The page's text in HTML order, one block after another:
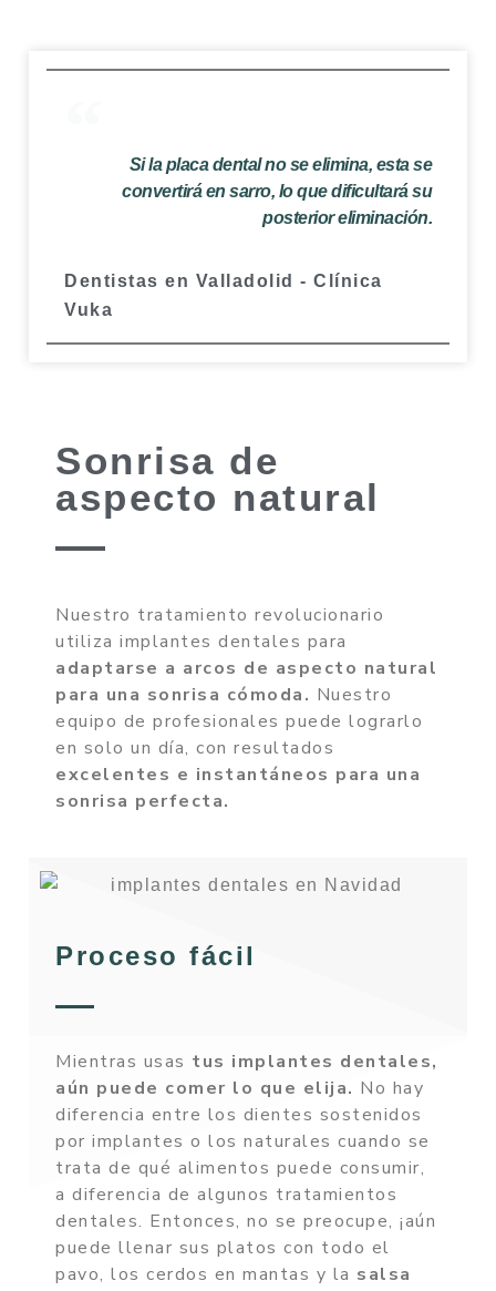
Si la placa dental no se elimina, esta se
convertirá en sarro, lo que dificultará su
posterior eliminación.
Dentistas en Valladolid - Clínica
Vuka
Sonrisa de
aspecto natural
Nuestro tratamiento revolucionario
utiliza implantes dentales para
adaptarse a arcos de aspecto natural
para una sonrisa cómoda. Nuestro
equipo de profesionales puede lograrlo
en solo un día, con resultados
excelentes e instantáneos para una
sonrisa perfecta.
Proceso fácil
Mientras usas tus implantes dentales,
aún puede comer lo que elija. No hay
diferencia entre los dientes sostenidos
por implantes o los naturales cuando se
trata de qué alimentos puede consumir,
a diferencia de algunos tratamientos
dentales. Entonces, no se preocupe, ¡aún
puede llenar sus platos con todo el
pavo, los cerdos en mantas y la salsa